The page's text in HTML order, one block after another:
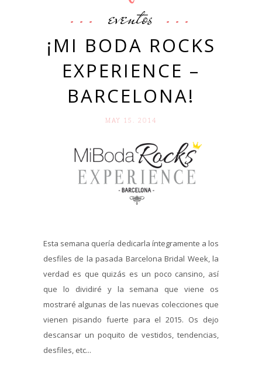
eventos
¡MI BODA ROCKS
EXPERIENCE –
BARCELONA!
MAY 15. 2014
Esta semana quería dedicarla íntegramente a los
desfiles de la pasada Barcelona Bridal Week, la
verdad es que quizás es un poco cansino, así
que lo dividiré y la semana que viene os
mostraré algunas de las nuevas colecciones que
vienen pisando fuerte para el 2015. Os dejo
descansar un poquito de vestidos, tendencias,
desfiles, etc...